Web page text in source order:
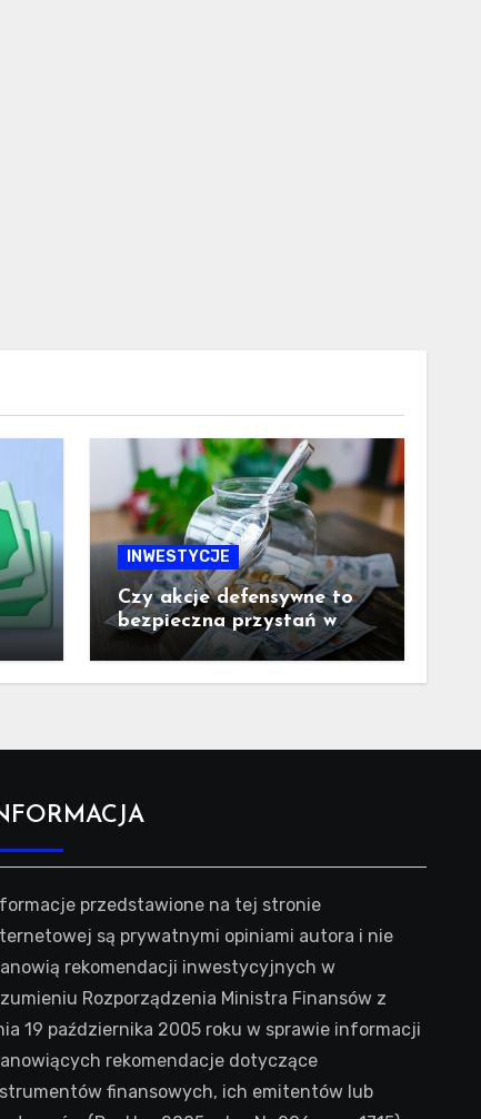
INWESTYCJE
Czy akcje defensywne to
bezpieczna przystań w
trudnych czasach?
przedstawione na tej stronie
są prywatnymi opiniami autora i nie
rekomendacji inwestycyjnych w
Rozporządzenia Ministra Finansów z
19 października 2005 roku w sprawie informacji
rekomendacje dotyczące
finansowych, ich emitentów lub